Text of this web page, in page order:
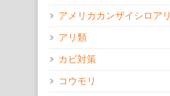
アメリカカンザイシロアリ
アリ類
カビ対策
コウモリ